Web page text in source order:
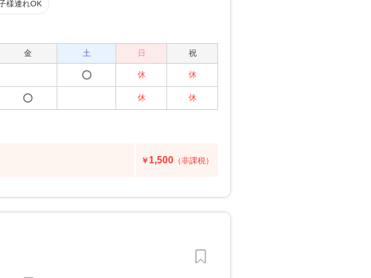
様連れOK
金 土 日 祝
休 休
休
休
￥1,500 （非課税）